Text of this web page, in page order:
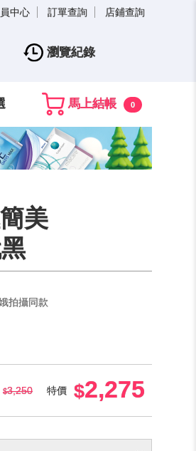
中心 訂單查詢 店鋪查詢
瀏覽紀錄
馬上結帳 0
美
拍攝同款
3,250 特價 2,275